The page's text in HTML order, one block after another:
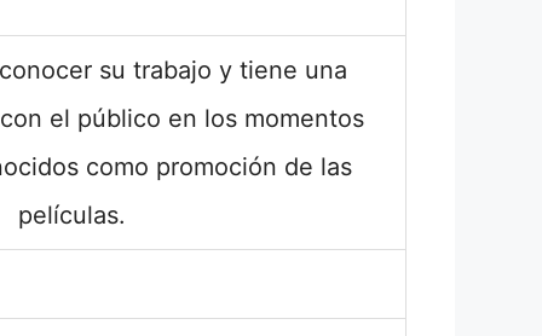
su trabajo y tiene una
el público en los momentos
como promoción de las
películas.